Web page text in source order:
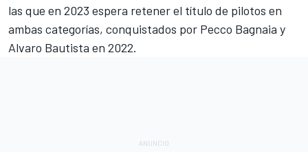
las que en 2023 espera retener el título de pilotos en
ambas categorías, conquistados por Pecco Bagnaia y
Alvaro Bautista en 2022.